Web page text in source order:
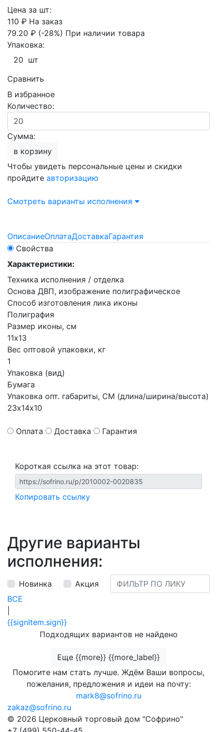
Цена за шт:
110 ₽ На заказ
79.20 ₽ (-28%) При наличии товара
Упаковка:
20 шт
Сравнить
В избранное
Количество:
Сумма:
в корзину
Чтобы увидеть персональные цены и скидки
пройдите авторизацию
Смотреть варианты исполнения
ОписаниеОплатаДоставкаГарантия
Свойства
Характеристики:
Техника исполнения / отделка
Основа ДВП, изображение полиграфическое
Способ изготовления лика иконы
Полиграфия
Размер иконы, см
11х13
Вес оптовой упаковки, кг
1
Упаковка (вид)
Бумага
Упаковка опт. габариты, СМ (длина/ширина/высота)
23х14х10
Оплата Доставка Гарантия
Короткая ссылка на этот товар:
Копировать ссылку
Другие варианты
исполнения:
Новинка
Акция
ВСЕ
{{signItem.sign}}
Подходящих вариантов не найдено
Еще {{more}} {{more_label}}
Помогите нам стать лучше. Ждём Ваши вопросы,
пожелания, предложения и идеи на почту:
mark8@sofrino.ru
zakaz@sofrino.ru
© 2026 Церковный торговый дом "Софрино"